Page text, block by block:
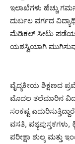
ಇಲಾಖೆಗಳು ಹೆಚ್ಚು
ದುರ್ಬಲ ವರ್ಗದ
ಮೆಡಿಕಲ್ ಸೀಟು
ಯಶಸ್ವಿಯಾಗಿ
ವೈದ್ಯಕೀಯ ಶಿಕ್ಷಣದ
ಮೊದಲ ತಲೆಮಾರಿನ
ಸಂಕಷ್ಟ
ವಸತಿ,
ಪರೀಕ್ಷಾ ಶುಲ್ಕ